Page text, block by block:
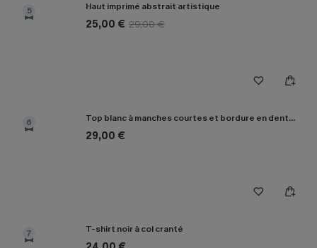
5 Haut imprimé abstrait artistique
25,00 € 29,00 €
6 Top blanc à manches courtes et bordure en dentelle
29,00 €
7 T-shirt noir à col cranté